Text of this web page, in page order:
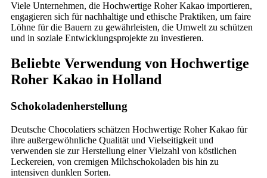
Viele Unternehmen, die Hochwertige Roher Kakao importieren,
engagieren sich für nachhaltige und ethische Praktiken, um faire
Löhne für die Bauern zu gewährleisten, die Umwelt zu schützen
und in soziale Entwicklungsprojekte zu investieren.
Beliebte Verwendung von Hochwertige
Roher Kakao in Holland
Schokoladenherstellung
Deutsche Chocolatiers schätzen Hochwertige Roher Kakao für
ihre außergewöhnliche Qualität und Vielseitigkeit und
verwenden sie zur Herstellung einer Vielzahl von köstlichen
Leckereien, von cremigen Milchschokoladen bis hin zu
intensiven dunklen Sorten.